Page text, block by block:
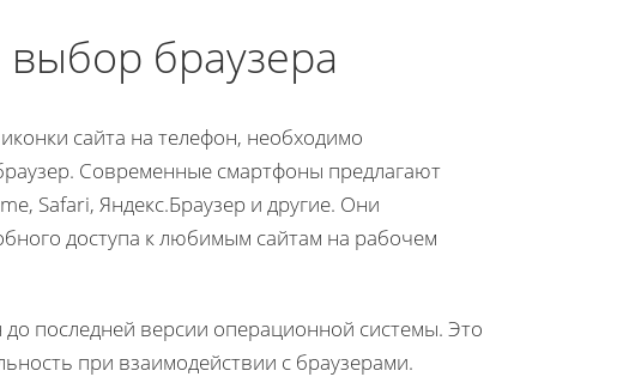
браузера
сайта на телефон, необходимо
Современные смартфоны предлагают
Safari, Яндекс.Браузер и другие. Они
доступа к любимым сайтам на рабочем
последней версии операционной системы. Это
при взаимодействии с браузерами.